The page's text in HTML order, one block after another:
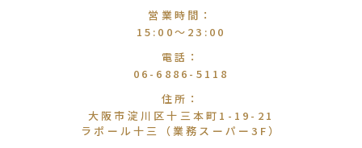
営業時間 ：
15:00〜23:00
電話 ：
06-6886-5118
住所 ：
大阪市淀川区十三本町1-19-21
ラポール十三（業務スーパー3F）